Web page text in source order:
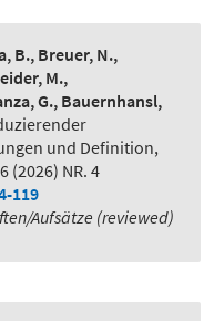
B., Breuer, N.,
M.,
G., Bauernhansl,
und Definition,
(2026) NR. 4
119
Aufsätze (reviewed)